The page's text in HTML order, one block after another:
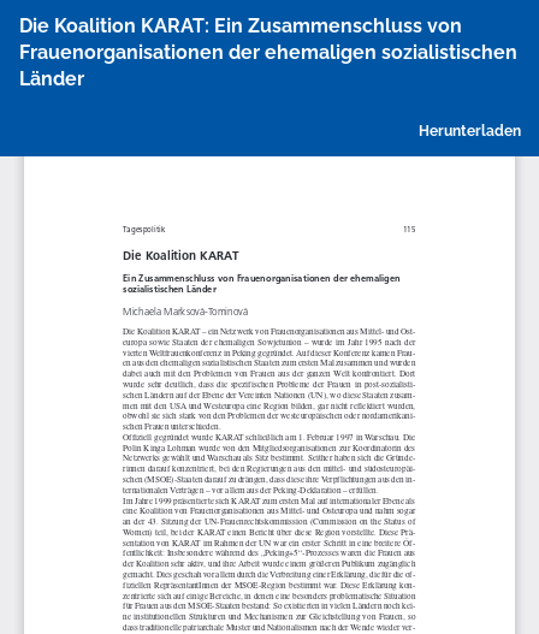
Artikeldetails
zurückkehren
Die Koalition KARAT: Ein Zusammenschluss von
Frauenorganisationen der ehemaligen sozialistischen
Länder
Herunterladen